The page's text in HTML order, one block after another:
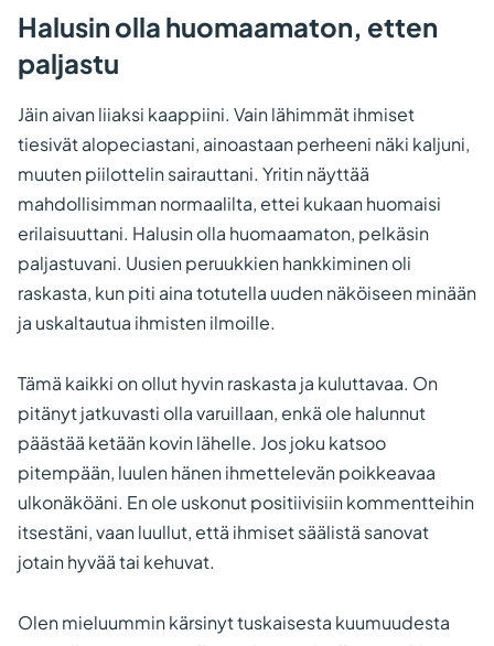
Halusin olla huomaamaton, etten
paljastu
Jäin aivan liiaksi kaappiini. Vain lähimmät ihmiset
tiesivät alopeciastani, ainoastaan perheeni näki kaljuni,
muuten piilottelin sairauttani. Yritin näyttää
mahdollisimman normaalilta, ettei kukaan huomaisi
erilaisuuttani. Halusin olla huomaamaton, pelkäsin
paljastuvani. Uusien peruukkien hankkiminen oli
raskasta, kun piti aina totutella uuden näköiseen minään
ja uskaltautua ihmisten ilmoille.
Tämä kaikki on ollut hyvin raskasta ja kuluttavaa. On
pitänyt jatkuvasti olla varuillaan, enkä ole halunnut
päästää ketään kovin lähelle. Jos joku katsoo
pitempään, luulen hänen ihmettelevän poikkeavaa
ulkonäköäni. En ole uskonut positiivisiin kommentteihin
itsestäni, vaan luullut, että ihmiset säälistä sanovat
jotain hyvää tai kehuvat.
Olen mieluummin kärsinyt tuskaisesta kuumuudesta